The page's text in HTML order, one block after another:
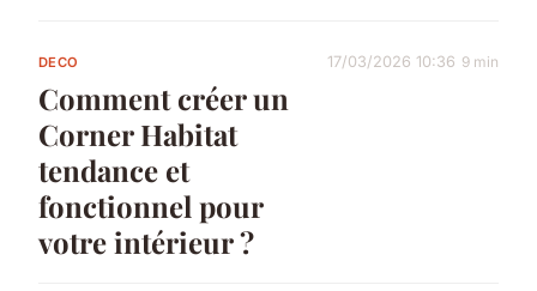
DECO
Comment créer un
Corner Habitat
tendance et
fonctionnel pour
votre intérieur ?
17/03/2026 10:36 9 min